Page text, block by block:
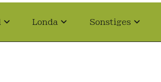
Londa Sonstiges